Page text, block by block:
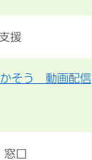
援
かそう 動画配信
窓口